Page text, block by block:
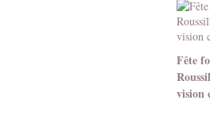
Fête
vision